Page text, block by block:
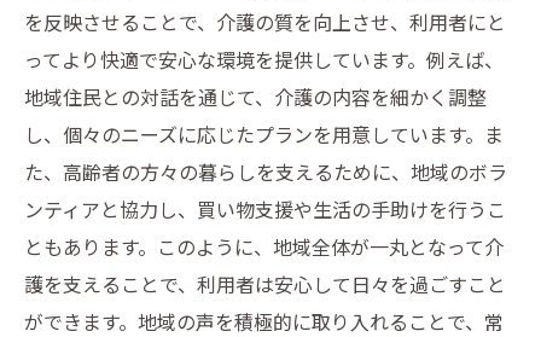
を反映させることで、介護の質を向上させ、利用者にと
ってより快適で安心な環境を提供しています。例えば、
地域住民との対話を通じて、介護の内容を細かく調整
し、個々のニーズに応じたプランを用意しています。ま
た、高齢者の方々の暮らしを支えるために、地域のボラ
ンティアと協力し、買い物支援や生活の手助けを行うこ
ともあります。このように、地域全体が一丸となって介
護を支えることで、利用者は安心して日々を過ごすこと
ができます。地域の声を積極的に取り入れることで、常